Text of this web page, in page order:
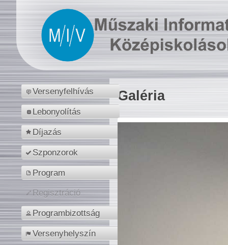
Versenyfelhívás
Lebonyolítás
Díjazás
Szponzorok
Program
Regisztráció
Programbizottság
Versenyhelyszín
Galéria